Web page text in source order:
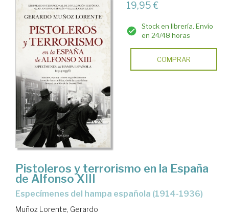
19,95 €
Stock en librería. Envío
en 24/48 horas
COMPRAR
Pistoleros y terrorismo en la España
de Alfonso XIII
Especímenes del hampa española (1914-1936)
Muñoz Lorente, Gerardo